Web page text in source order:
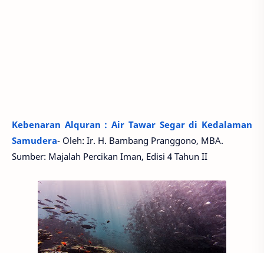
Kebenaran Alquran : Air Tawar Segar di Kedalaman
Samudera- Oleh: Ir. H. Bambang Pranggono, MBA.
Sumber: Majalah Percikan Iman, Edisi 4 Tahun II